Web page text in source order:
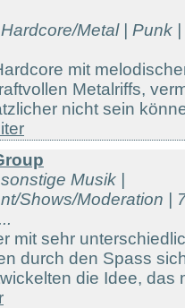
Metal | Punk
mit
Metalriffs,
nicht sein
Musik |
Shows/Moderation |
mit sehr
durch den Spass
die Idee, das